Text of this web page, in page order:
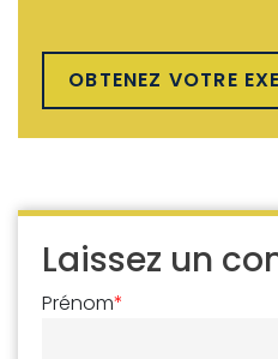
OBTENEZ VOTRE
Laissez un
Prénom*